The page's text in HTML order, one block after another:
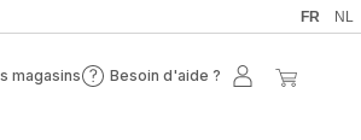
FR NL
magasins Besoin d'aide ?
Besoin
Mon